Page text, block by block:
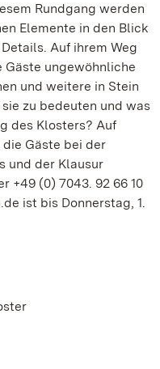
Rundgang werden
Elemente in den Blick
Auf ihrem Weg
ungewöhnliche
und weitere in Stein
zu bedeuten und was
des Klosters? Auf
Gäste bei der
und der Klausur
+49 (0) 7043. 92 66 10
ist bis Donnerstag, 1.